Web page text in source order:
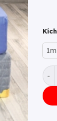
Bộ